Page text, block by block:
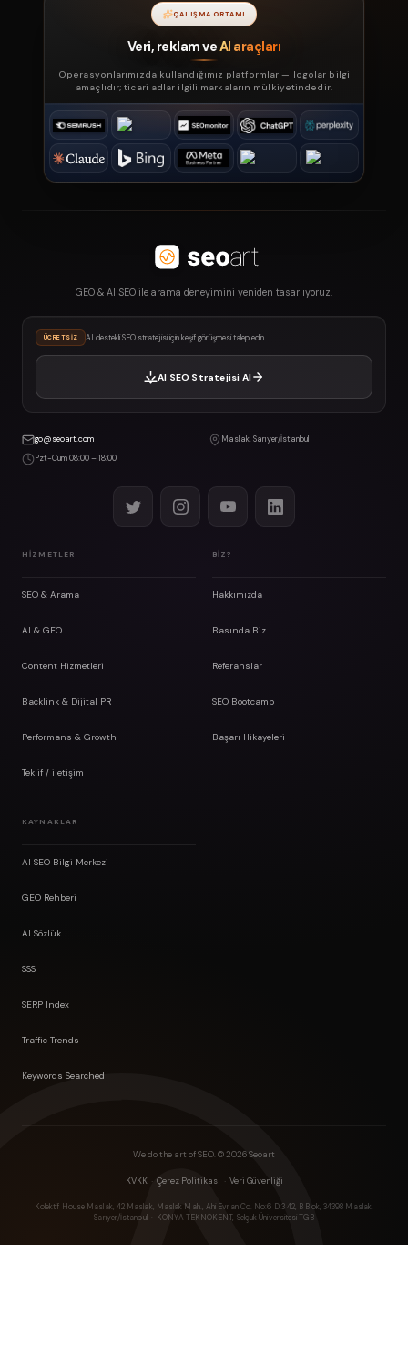
ÇALIŞMA ORTAMI
Veri, reklam veAI araçları
Operasyonlarımızda kullandığımız platformlar — logolar bilgi
amaçlıdır; ticari adlar ilgili markaların mülkiyetindedir.
GEO & AI SEO ile arama deneyimini yeniden tasarlıyoruz.
ÜCRETSIZ AI destekli SEO stratejisi için keşif görüşmesi talep edin.
AI SEO Stratejisi Al
go@seoart.com
Maslak, Sarıyer/İstanbul
Pzt-Cum 08:00 – 18:00
HIZMETLER
SEO & Arama
AI & GEO
Content Hizmetleri
Backlink & Dijital PR
Performans & Growth
Teklif / iletişim
BIZ?
Hakkımızda
Basında Biz
Referanslar
SEO Bootcamp
Başarı Hikayeleri
KAYNAKLAR
AI SEO Bilgi Merkezi
GEO Rehberi
AI Sözlük
SSS
SERP Index
Traffic Trends
Keywords Searched
We do the art of SEO. ©2026Seoart
KVKK · Çerez Politikası · Veri Güvenliği
Kolektif House Maslak, 42 Maslak, Maslak Mah., Ahi Evran Cd. No:6 D:3 42, B Blok, 34398 Maslak,
Sarıyer/İstanbul· KONYA TEKNOKENT, Selçuk Üniversitesi TGB